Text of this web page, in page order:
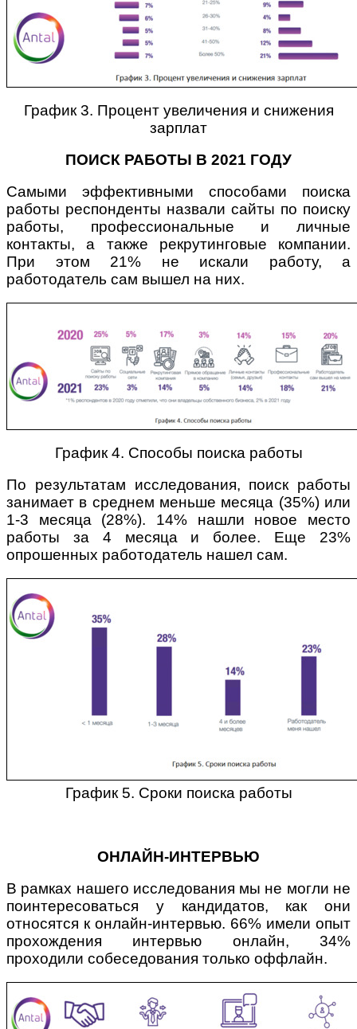
График 3. Процент увеличения и снижения
зарплат
ПОИСК РАБОТЫ В 2021 ГОДУ
Самыми эффективными способами поиска
работы респонденты назвали сайты по поиску
работы, профессиональные и личные
контакты, а также рекрутинговые компании.
При этом 21% не искали работу, а
работодатель сам вышел на них.
График 4. Способы поиска работы
По результатам исследования, поиск работы
занимает в среднем меньше месяца (35%) или
1-3 месяца (28%). 14% нашли новое место
работы за 4 месяца и более. Еще 23%
опрошенных работодатель нашел сам.
График 5. Сроки поиска работы
ОНЛАЙН-ИНТЕРВЬЮ
В рамках нашего исследования мы не могли не
поинтересоваться у кандидатов, как они
относятся к онлайн-интервью. 66% имели опыт
прохождения интервью онлайн, 34%
проходили собеседования только оффлайн.